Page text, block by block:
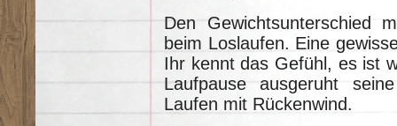
Den Gewichtsunterschied
beim Loslaufen. Eine
Ihr kennt das Gefühl, es ist
Laufpause ausgeruht
Laufen mit Rückenwind.